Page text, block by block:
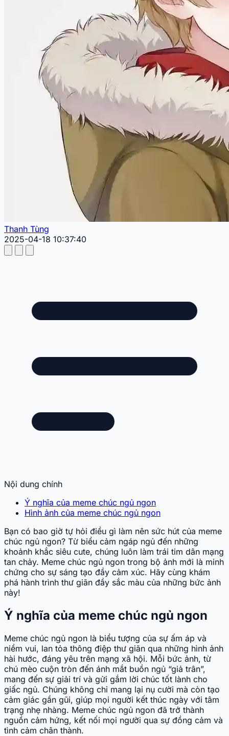
Thanh Tùng
2025-04-18 10:37:40
Nội dung chính
Ý nghĩa của meme chúc ngủ ngon
Hình ảnh của meme chúc ngủ ngon
Bạn có bao giờ tự hỏi điều gì làm nên sức hút của meme
chúc ngủ ngon? Từ biểu cảm ngáp ngủ đến những
khoảnh khắc siêu cute, chúng luôn làm trái tim dân mạng
tan chảy. Meme chúc ngủ ngon trong bộ ảnh mới là minh
chứng cho sự sáng tạo đầy cảm xúc. Hãy cùng khám
phá hành trình thư giãn đầy sắc màu của những bức ảnh
này!
Ý nghĩa của meme chúc ngủ ngon
Meme chúc ngủ ngon là biểu tượng của sự ấm áp và
niềm vui, lan tỏa thông điệp thư giãn qua những hình ảnh
hài hước, đáng yêu trên mạng xã hội. Mỗi bức ảnh, từ
chú mèo cuộn tròn đến ánh mắt buồn ngủ “giả trân”,
mang đến sự giải trí và gửi gắm lời chúc tốt lành cho
giấc ngủ. Chúng không chỉ mang lại nụ cười mà còn tạo
cảm giác gần gũi, giúp mọi người kết thúc ngày với tâm
trạng nhẹ nhàng. Meme chúc ngủ ngon đã trở thành
nguồn cảm hứng, kết nối mọi người qua sự đồng cảm và
tình cảm chân thành.